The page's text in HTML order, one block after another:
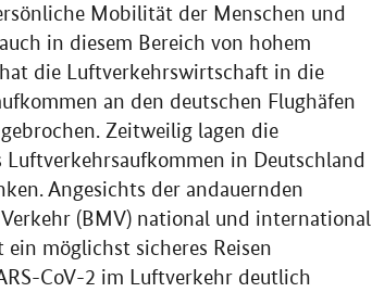
Mobilität der Menschen und
in diesem Bereich von hohem
die Luftverkehrswirtschaft in die
an den deutschen Flughäfen
Zeitweilig lagen die
Luftverkehrsaufkommen in Deutschland
Angesichts der andauernden
(BMV) national und international
möglichst sicheres Reisen
CoV-2 im Luftverkehr deutlich